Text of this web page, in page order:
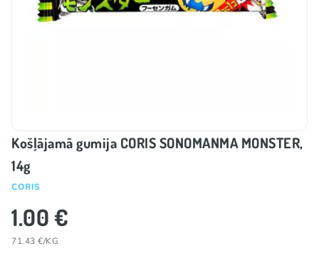
Košļājamā gumija CORIS SONOMANMA MONSTER,
14g
CORIS
1.00 €
71.43 €/KG